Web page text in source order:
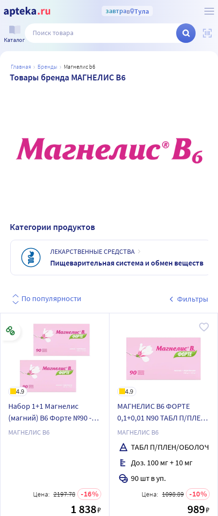
завтрав Тула
Каталог
главная бренды магнелис b6
Товары бренда МАГНЕЛИС B6
Категории продуктов
ЛЕКАРСТВЕННЫЕ СРЕДСТВА
Пищеварительная система и обмен веществ
По популярности Фильтры
4.9
Набор 1+1 Магнелис
(магний) В6 Форте №90 -
180 таблеток со скидкой
МАГНЕЛИС B6
Цена: 2197.78 16
1 838₽
4.9
МАГНЕЛИС В6 ФОРТЕ
0,1+0,01 N90 ТАБЛ П/ПЛЕН/
ОБОЛОЧ
МАГНЕЛИС B6
ТАБЛ П/ПЛЕН/ОБОЛОЧ
Доз. 100 мг + 10 мг
90 шт в уп.
Цена: 1098.89 10
989₽